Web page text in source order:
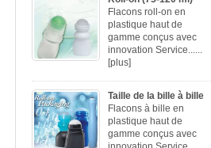
Flacons roll-on en
plastique haut de
gamme conçus avec
innovation Service......
[plus]
Taille de la bille à bille
Flacons à bille en
plastique haut de
gamme conçus avec